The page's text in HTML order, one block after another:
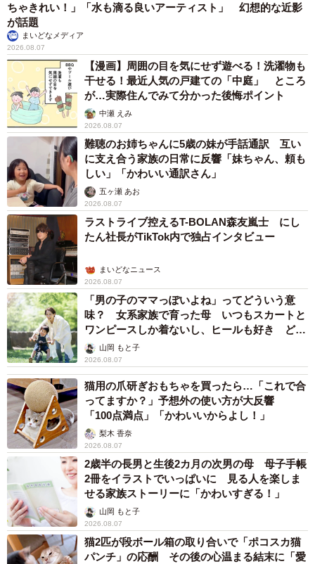
ちゃきれい！」「水も滴る良いアーティスト」 幻想的な近影
が話題
まいどなメディア
2026.08.07
【漫画】周囲の目を気にせず遊べる！洗濯物も
干せる！最近人気の戸建ての「中庭」 ところ
が…実際住んでみて分かった後悔ポイント
中瀬 えみ
2026.08.07
難聴のお姉ちゃんに5歳の妹が手話通訳 互い
に支え合う家族の日常に反響「妹ちゃん、頼も
しい」「かわいい通訳さん」
五ヶ瀬 あお
2026.08.07
ラストライブ控えるT-BOLAN森友嵐士 にし
たん社長がTikTok内で独占インタビュー
まいどなニュース
2026.08.07
「男の子のママっぽいよね」ってどういう意
味？ 女系家族で育った母 いつもスカートと
ワンピースしか着ないし、ヒールも好き どの
へんが…
山岡 もと子
2026.08.07
猫用の爪研ぎおもちゃを買ったら…「これで合
ってますか？」予想外の使い方が大反響
「100点満点」「かわいいからよし！」
梨木 香奈
2026.08.07
2歳半の長男と生後2カ月の次男の母 母子手帳
2冊をイラストでいっぱいに 見る人を楽しま
せる家族ストーリーに「かわいすぎる！」
山岡 もと子
2026.08.07
猫2匹が段ボール箱の取り合いで「ポコスカ猫
パンチ」の応酬 その後の心温まる結末に「愛